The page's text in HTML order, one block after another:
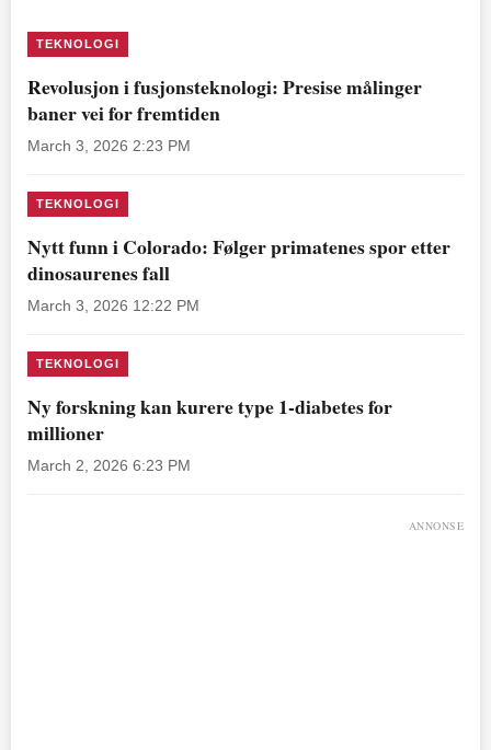
TEKNOLOGI
Revolusjon i fusjonsteknologi: Presise målinger
baner vei for fremtiden
March 3, 2026 2:23 PM
TEKNOLOGI
Nytt funn i Colorado: Følger primatenes spor etter
dinosaurenes fall
March 3, 2026 12:22 PM
TEKNOLOGI
Ny forskning kan kurere type 1-diabetes for
millioner
March 2, 2026 6:23 PM
ANNONSE